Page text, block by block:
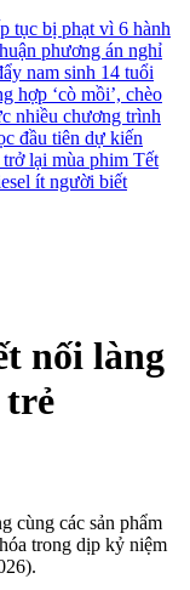
tục bị phạt vì 6 hành
phương án nghỉ
nam sinh 14 tuổi
hợp ‘cò mồi’, chèo
nhiều chương trình
đầu tiên dự kiến
lại mùa phim Tết
ít người biết
nối làng
trẻ
cùng các sản phẩm
trong dịp kỷ niệm